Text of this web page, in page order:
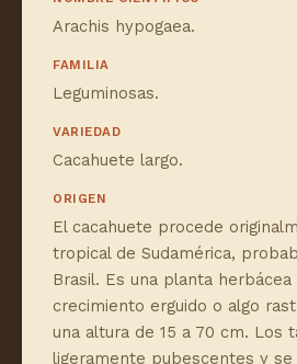
Arachis hypogaea.
FAMILIA
Leguminosas.
VARIEDAD
Cacahuete largo.
ORIGEN
El cacahuete procede
tropical de Sudamérica,
Brasil. Es una planta herbácea
crecimiento erguido o algo
una altura de 15 a 70 cm. Los
ligeramente pubescentes y se